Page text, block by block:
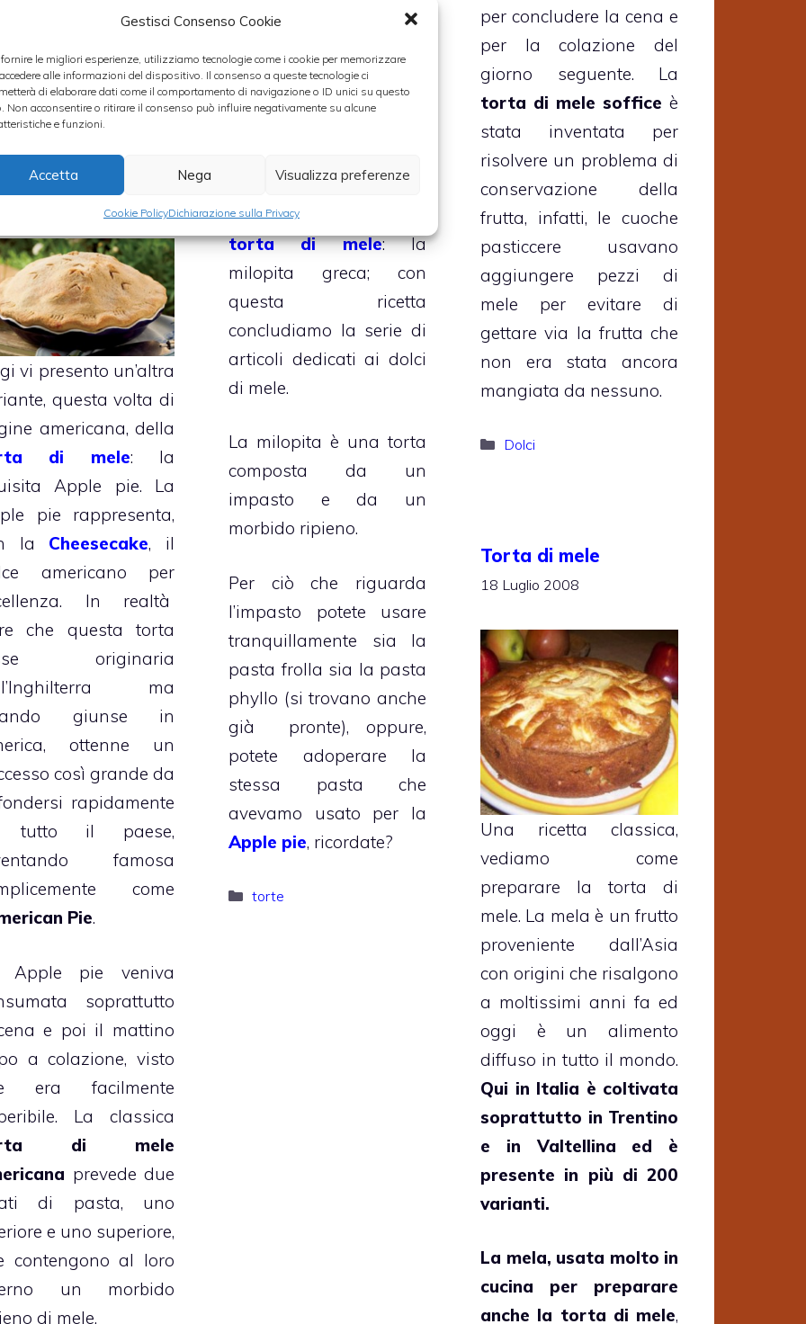
Gestisci Consenso Cookie
fornire le migliori esperienze, utilizziamo tecnologie come i cookie per memorizzare
alle informazioni del dispositivo. Il consenso a queste tecnologie ci
di elaborare dati come il comportamento di navigazione o ID unici su questo
Non acconsentire o ritirare il consenso può influire negativamente su alcune
e funzioni.
Accetta Nega Visualizza preferenze
Cookie PolicyDichiarazione sulla Privacy
per concludere la cena e
per la colazione del
giorno seguente. La
torta di mele soffice è
stata inventata per
risolvere un problema di
conservazione della
frutta, infatti, le cuoche
pasticcere usavano
aggiungere pezzi di
mele per evitare di
gettare via la frutta che
non era stata ancora
mangiata da nessuno.
Categorie
Dolci
presentarvi un’altra
squisita variante della
torta di mele: la
milopita greca; con
questa ricetta
concludiamo la serie di
articoli dedicati ai dolci
di mele.
La milopita è una torta
composta da un
impasto e da un
morbido ripieno.
Per ciò che riguarda
l’impasto potete usare
tranquillamente sia la
pasta frolla sia la pasta
phyllo (si trovano anche
già pronte), oppure,
potete adoperare la
stessa pasta che
avevamo usato per la
Apple pie, ricordate?
Categorie
torte
americana
2008
vi presento un’altra
questa volta di
americana, della
di mele: la
Apple pie. La
pie rappresenta,
la Cheesecake, il
americano per
In realtà
che questa torta
originaria
ma
giunse in
ottenne un
così grande da
rapidamente
tutto il paese,
famosa
come
Pie.
Apple pie veniva
soprattutto
e poi il mattino
a colazione, visto
era facilmente
La classica
di mele
prevede due
di pasta, uno
e uno superiore,
contengono al loro
un morbido
di mele.
Torta di mele
18 Luglio 2008
Una ricetta classica,
vediamo come
preparare la torta di
mele. La mela è un frutto
proveniente dall’Asia
con origini che risalgono
a moltissimi anni fa ed
oggi è un alimento
diffuso in tutto il mondo.
Qui in Italia è coltivata
soprattutto in Trentino
e in Valtellina ed è
presente in più di 200
varianti.
La mela, usata molto in
cucina per preparare
anche la torta di mele,